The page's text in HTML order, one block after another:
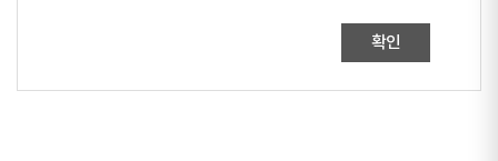
확인